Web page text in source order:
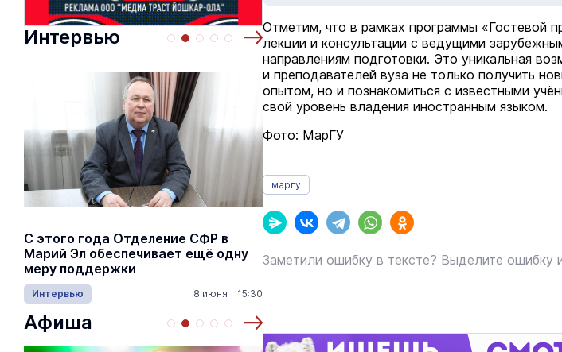
Интервью
С этого года Отделение СФР в
Марий Эл обеспечивает ещё одну
меру поддержки
Интервью 8 июня 15:30
Алексей Ямаев о премьере в театре
Шкетана: «Для меня не бывает
лёгких спектаклей»
Афиша
Отметим, что в рамках программы «Гостевой
лекции и консультации с ведущими
направлениям подготовки. Это уникальная
и преподавателей вуза не только получить
опытом, но и познакомиться с известными
свой уровень владения иностранным языком.
Фото: МарГУ
маргу
Заметили ошибку в тексте? Выделите ошибку